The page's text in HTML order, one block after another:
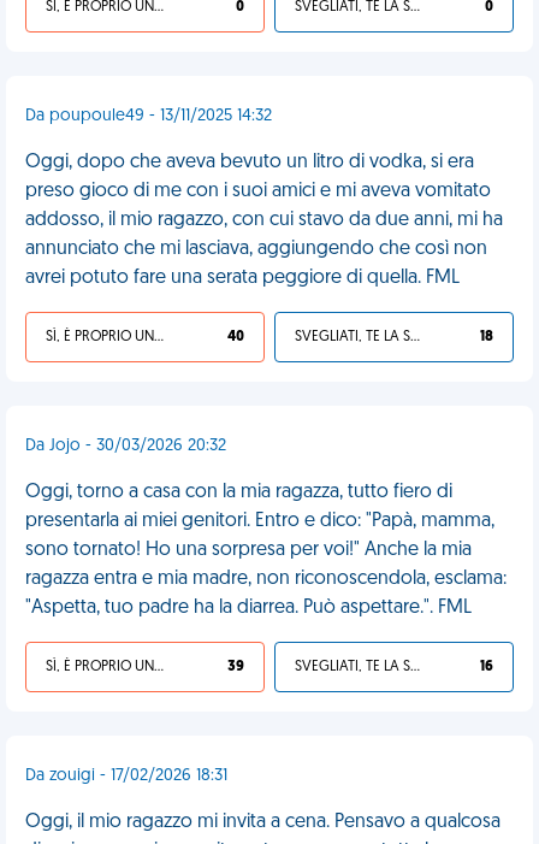
SÌ, È PROPRIO UNA VDM! 0 SVEGLIATI, TE LA SEI CERCATA! 0
Da poupoule49 - 13/11/2025 14:32
Oggi, dopo che aveva bevuto un litro di vodka, si era
preso gioco di me con i suoi amici e mi aveva vomitato
addosso, il mio ragazzo, con cui stavo da due anni, mi ha
annunciato che mi lasciava, aggiungendo che così non
avrei potuto fare una serata peggiore di quella. FML
SÌ, È PROPRIO UNA VDM! 40 SVEGLIATI, TE LA SEI CERCATA! 18
Da Jojo - 30/03/2026 20:32
Oggi, torno a casa con la mia ragazza, tutto fiero di
presentarla ai miei genitori. Entro e dico: "Papà, mamma,
sono tornato! Ho una sorpresa per voi!" Anche la mia
ragazza entra e mia madre, non riconoscendola, esclama:
"Aspetta, tuo padre ha la diarrea. Può aspettare.". FML
SÌ, È PROPRIO UNA VDM! 39 SVEGLIATI, TE LA SEI CERCATA! 16
Da zouigi - 17/02/2026 18:31
Oggi, il mio ragazzo mi invita a cena. Pensavo a qualcosa